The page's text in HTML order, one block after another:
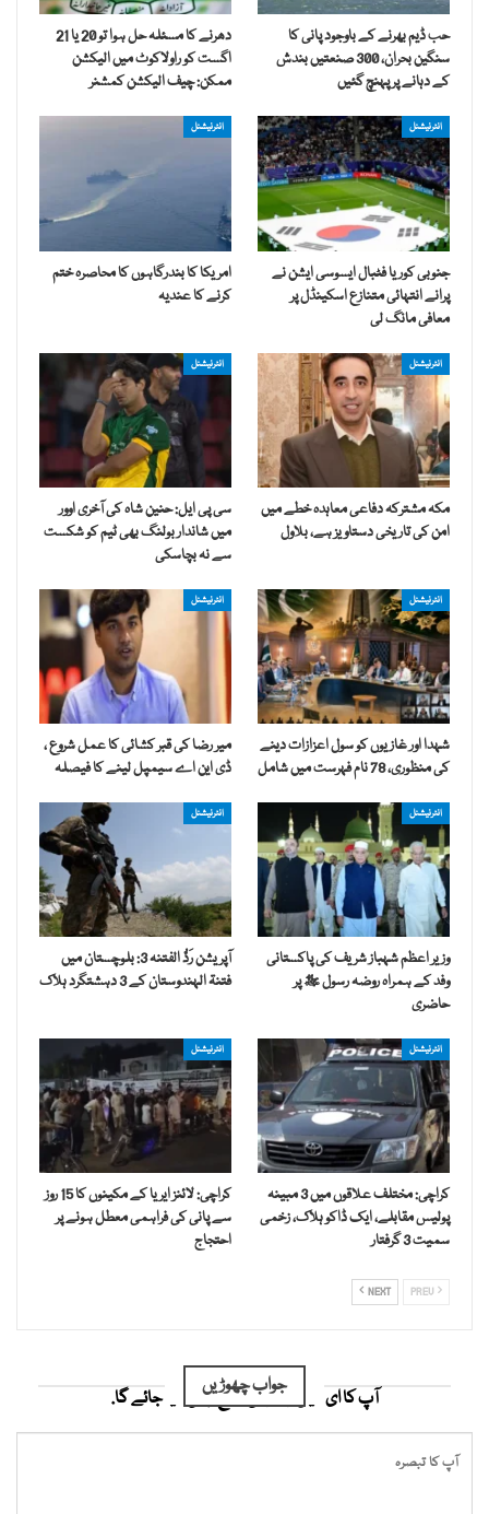
حب ڈیم بھرنے کے باوجود پانی کا
سنگین بحران، 300 صنعتیں بندش
کے دہانے پر پہنچ گئیں
دھرنے کا مسئلہ حل ہوا تو 20 یا 21
اگست کو راولاکوٹ میں الیکشن
ممکن: چیف الیکشن کمشنر
انٹرنیشنل
جنوبی کوریا فٹبال ایسوسی ایشن نے
پرانے انتہائی متنازع اسکینڈل پر
معافی مانگ لی
انٹرنیشنل
امریکا کا بندرگاہوں کا محاصرہ ختم
کرنے کا عندیہ
انٹرنیشنل
مکہ مشترکہ دفاعی معاہدہ خطے میں
امن کی تاریخی دستاویز ہے، بلاول
انٹرنیشنل
سی پی ایل: حنین شاہ کی آخری اوور
میں شاندار بولنگ بھی ٹیم کو شکست
سے نہ بچاسکی
انٹرنیشنل
شہدا اور غازیوں کو سول اعزازات دینے
کی منظوری، 78 نام فہرست میں شامل
انٹرنیشنل
میر رضا کی قبر کشائی کا عمل شروع ،
ڈی این اے سیمپل لینے کا فیصلہ
انٹرنیشنل
وزیر اعظم شہباز شریف کی پاکستانی
وفد کے ہمراہ روضہ رسول ﷺ پر
حاضری
انٹرنیشنل
آپریشن رَدُّ الفتنہ 3: بلوچستان میں
فتنۃ الہندوستان کے 3 دہشتگرد ہلاک
انٹرنیشنل
کراچی: مختلف علاقوں میں 3 مبینہ
پولیس مقابلے، ایک ڈاکو ہلاک، زخمی
سمیت 3 گرفتار
انٹرنیشنل
کراچی: لائنز ایریا کے مکینوں کا 15 روز
سے پانی کی فراہمی معطل ہونے پر
احتجاج
NEXT
جواب چھوڑیں
آپ کا ای میل ایڈریس شائع نہیں کیا جائے گا.